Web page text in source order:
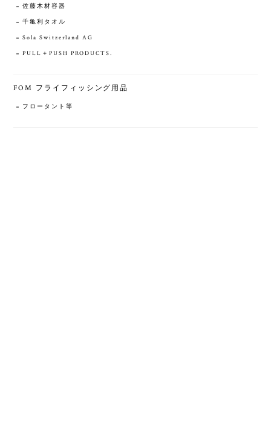
佐藤木材容器
千亀利タオル
Sola Switzerland AG
PULL＋PUSH PRODUCTS.
FOM フライフィッシング用品
フロータント等